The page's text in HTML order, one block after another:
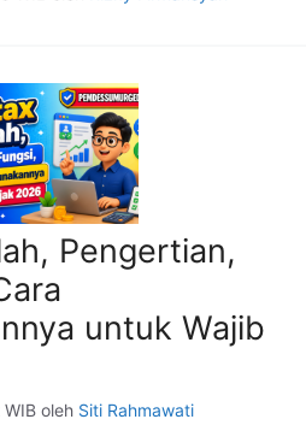
Pengertian,
untuk Wajib
oleh Siti Rahmawati